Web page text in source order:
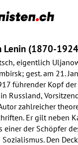
Lenin (1870-
eigentlich
gest. am 21.
führender Kopf der
Russland,
zahlreicher
Er gilt neben
einer der Schöpfer
Den